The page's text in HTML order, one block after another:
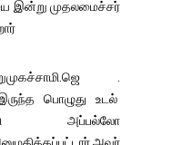
முதலமைச்சர்
.
பொழுது உடல்
அப்பல்லோ